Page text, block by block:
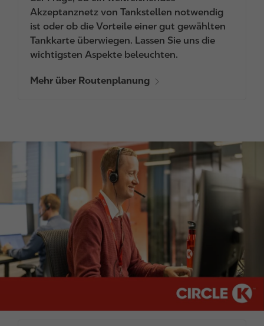
Akzeptanznetz von Tankstellen notwendig
ist oder ob die Vorteile einer gut gewählten
Tankkarte überwiegen. Lassen Sie uns die
wichtigsten Aspekte beleuchten.
Mehr über Routenplanung
e